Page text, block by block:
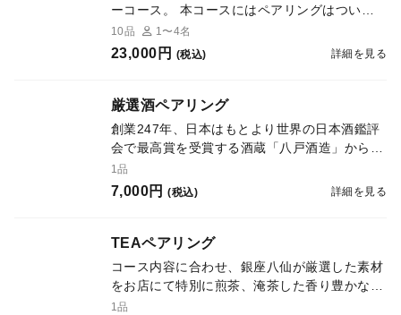
ーコース。 本コースにはペアリングはついて
おりませんので、お酒（またはノンアルコール
飲料）を個別にご注文下さい。
10品 1〜4名
23,000円 (税込) 詳細を見る
厳選酒ペアリング
創業247年、日本はもとより世界の日本酒鑑評
会で最高賞を受賞する酒蔵「八戸酒造」から、
当店「銀座八仙」だけでお楽しみ頂ける限定酒
など30種類を超えるバラエティー豊かな日本酒
イン等のペアリングも承ります。
1品
7,000円 (税込) 詳細を見る
TEAペアリング
コース内容に合わせ、銀座八仙が厳選した素材
をお店にて特別に煎茶、淹茶した香り豊かな高
級茶（スパークリングティー、紅茶、花茶、緑
1品